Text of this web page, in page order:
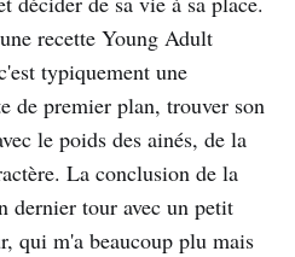
recette Young Adult
typiquement une
de premier plan, trouver son
le poids des ainés, de la
La conclusion de la
dernier tour avec un petit
qui m'a beaucoup plu mais